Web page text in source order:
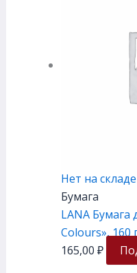
Нет на складе
Бумага
LANA Бумага
Colours», 160
165,00 ₽